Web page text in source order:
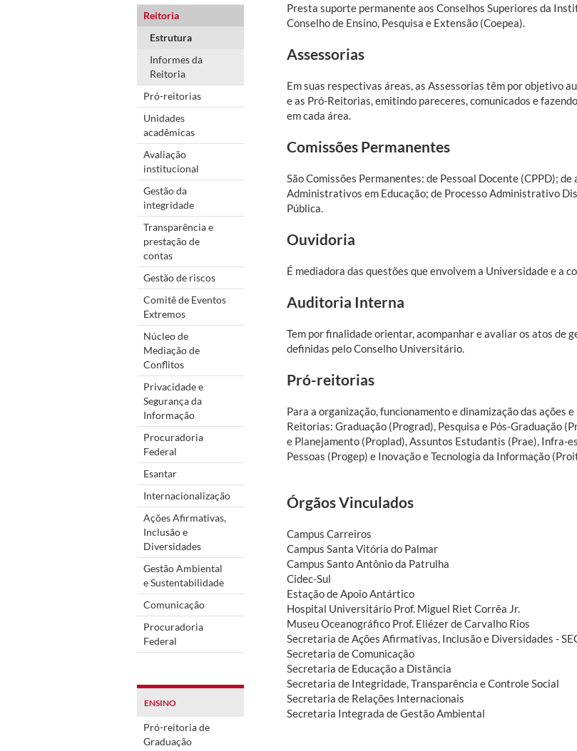
Reitoria
Estrutura
Informes da
Reitoria
Pró-reitorias
Unidades
acadêmicas
Avaliação
institucional
Gestão da
integridade
Transparência e
prestação de
contas
Gestão de riscos
Comitê de Eventos
Extremos
Núcleo de
Mediação de
Conflitos
Privacidade e
Segurança da
Informação
Procuradoria
Federal
Esantar
Internacionalização
Ações Afirmativas,
Inclusão e
Diversidades
Gestão Ambiental
e Sustentabilidade
Comunicação
Procuradoria
Federal
ENSINO
Pró-reitoria de
Graduação
Presta suporte permanente aos Conselhos Superiores da
Conselho de Ensino, Pesquisa e Extensão (Coepea).
Assessorias
Em suas respectivas áreas, as Assessorias têm por objetivo
e as Pró-Reitorias, emitindo pareceres, comunicados e
em cada área.
Comissões Permanentes
São Comissões Permanentes: de Pessoal Docente (CPPD);
Administrativos em Educação; de Processo Administrativo
Pública.
Ouvidoria
É mediadora das questões que envolvem a Universidade e a
Auditoria Interna
Tem por finalidade orientar, acompanhar e avaliar os atos de
definidas pelo Conselho Universitário.
Pró-reitorias
Para a organização, funcionamento e dinamização das ações
Reitorias: Graduação (Prograd), Pesquisa e Pós-Graduação
e Planejamento (Proplad), Assuntos Estudantis (Prae),
Pessoas (Progep) e Inovação e Tecnologia da Informação
Órgãos Vinculados
Campus Carreiros
Campus Santa Vitória do Palmar
Campus Santo Antônio da Patrulha
Cidec-Sul
Estação de Apoio Antártico
Hospital Universitário Prof. Miguel Riet Corrêa Jr.
Museu Oceanográfico Prof. Eliézer de Carvalho Rios
Secretaria de Ações Afirmativas, Inclusão e Diversidades -
Secretaria de Comunicação
Secretaria de Educação a Distância
Secretaria de Integridade, Transparência e Controle Social
Secretaria de Relações Internacionais
Secretaria Integrada de Gestão Ambiental